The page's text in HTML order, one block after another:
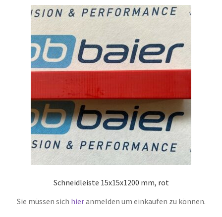
Schneidleiste 15x15x1200 mm, rot
Sie müssen sich hieranmelden um einkaufen zu können.